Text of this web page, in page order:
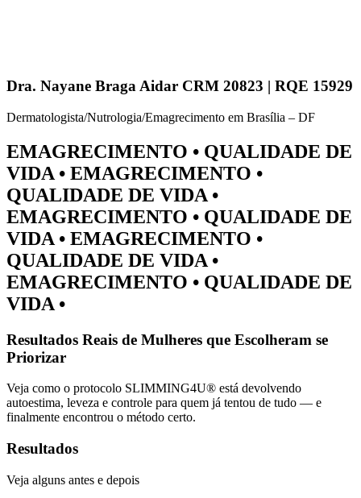
Dra. Nayane Braga Aidar CRM 20823 | RQE 15929
Dermatologista/Nutrologia/Emagrecimento em Brasília – DF
EMAGRECIMENTO • QUALIDADE DE
VIDA • EMAGRECIMENTO •
QUALIDADE DE VIDA •
EMAGRECIMENTO • QUALIDADE DE
VIDA • EMAGRECIMENTO •
QUALIDADE DE VIDA •
EMAGRECIMENTO • QUALIDADE DE
VIDA •
Resultados Reais de Mulheres que Escolheram se
Priorizar
Veja como o protocolo SLIMMING4U® está devolvendo
autoestima, leveza e controle para quem já tentou de tudo — e
finalmente encontrou o método certo.
Resultados
Veja alguns antes e depois